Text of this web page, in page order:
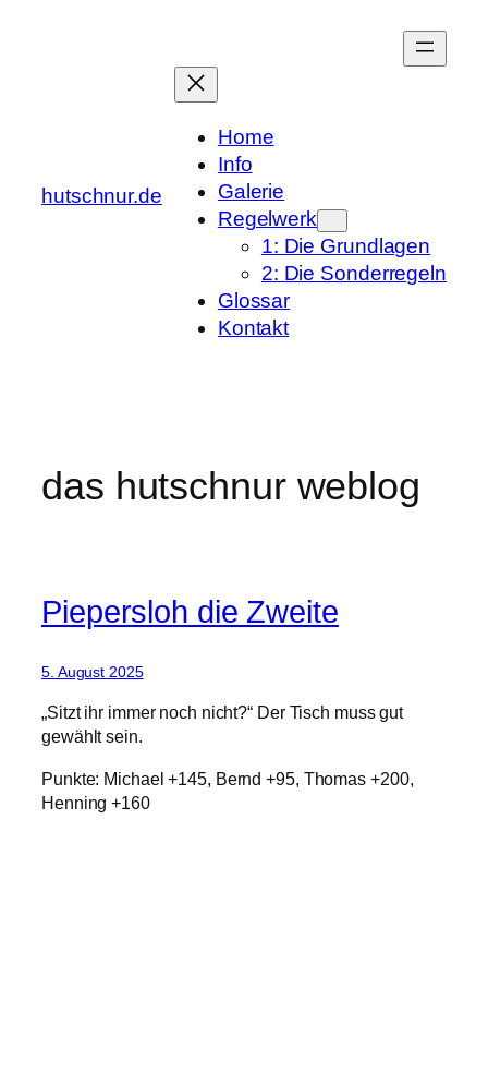
hutschnur.de
Home
Info
Galerie
Regelwerk
1: Die Grundlagen
2: Die Sonderregeln
Glossar
Kontakt
das hutschnur weblog
Piepersloh die Zweite
5. August 2025
„Sitzt ihr immer noch nicht?“ Der Tisch muss gut
gewählt sein.
Punkte: Michael +145, Bernd +95, Thomas +200,
Henning +160